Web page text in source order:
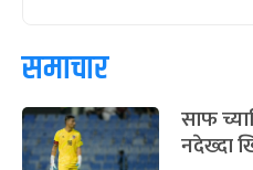
समाचार
साफ
नदेख्दा